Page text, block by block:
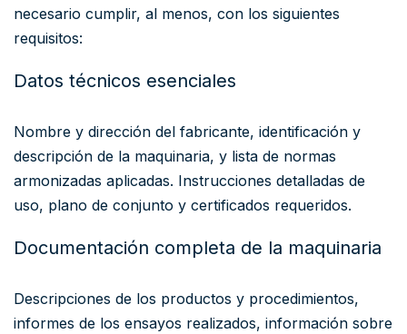
necesario cumplir, al menos, con los siguientes
requisitos:
Datos técnicos esenciales
Nombre y dirección del fabricante, identificación y
descripción de la maquinaria, y lista de normas
armonizadas aplicadas. Instrucciones detalladas de
uso, plano de conjunto y certificados requeridos.
Documentación completa de la maquinaria
Descripciones de los productos y procedimientos,
informes de los ensayos realizados, información sobre